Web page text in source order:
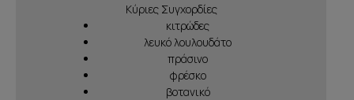
Κύριες Συγχορδίες
κιτρώδες
λευκό λουλουδάτο
πράσινο
φρέσκο
βοτανικό